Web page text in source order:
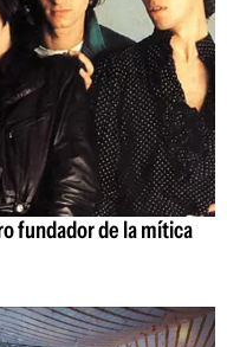
fundador de la mítica